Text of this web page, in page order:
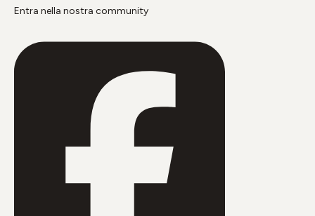
Entra nella nostra community